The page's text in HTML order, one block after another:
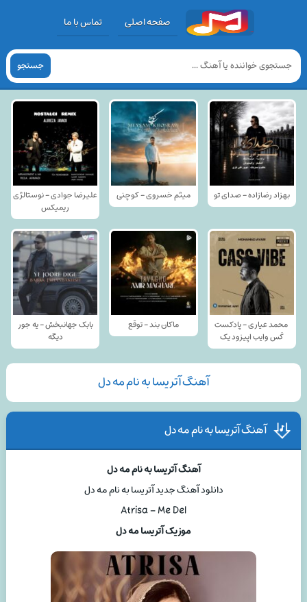
صفحه اصلی تماس با ما
جستجو
بهزاد رضازاده - صدای تو میثم خسروی - کوچنی
علیرضا جوادی - نوستالژی
ریمیکس
محمد عیاری - پادکست
کَس وایب اپیزود یک
ماکان بند - توقع
بابک جهانبخش - یه جور
دیگه
آهنگ آتریسا به نام مه دل
آهنگ آتریسا به نام مه دل
آهنگ آتریسا به نام مه دل
دانلود آهنگ جدید آتریسا به نام مه دل
Atrisa – Me Del
موزیک آتریسا مه دل